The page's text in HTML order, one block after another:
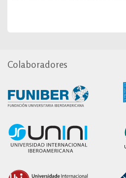
Colaboradores